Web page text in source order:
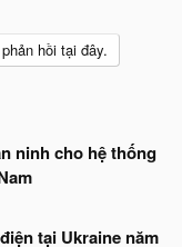
hồi tại đây.
ninh cho hệ thống
tại Ukraine năm